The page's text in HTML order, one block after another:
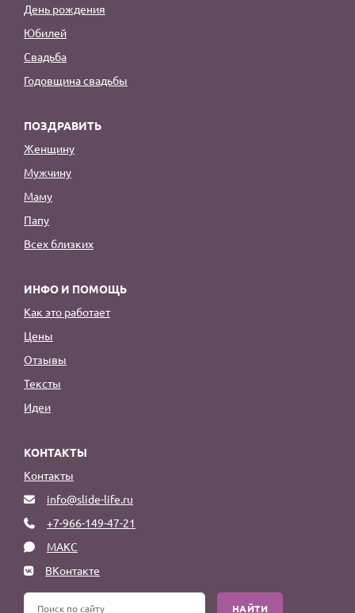
День рождения
Юбилей
Свадьба
Годовщина свадьбы
ПОЗДРАВИТЬ
Женщину
Мужчину
Маму
Папу
Всех близких
ИНФО И ПОМОЩЬ
Как это работает
Цены
Отзывы
Тексты
Идеи
КОНТАКТЫ
Контакты
info@slide-life.ru
+7-966-149-47-21
МАКС
ВКонтакте
НАЙТИ